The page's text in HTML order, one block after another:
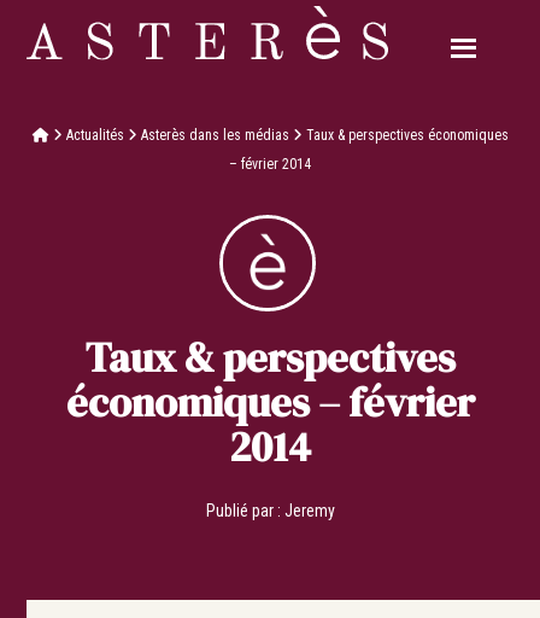
Actualités Asterès dans les médias
Taux & perspectives économiques
– février 2014
Taux & perspectives
économiques – février
2014
Publié par : Jeremy